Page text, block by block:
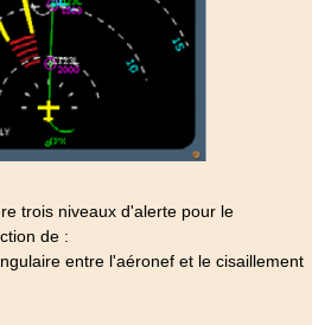
trois niveaux d'alerte pour le
de :
entre l'aéronef et le cisaillement